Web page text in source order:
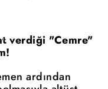
verdiği "Cemre"
ardından